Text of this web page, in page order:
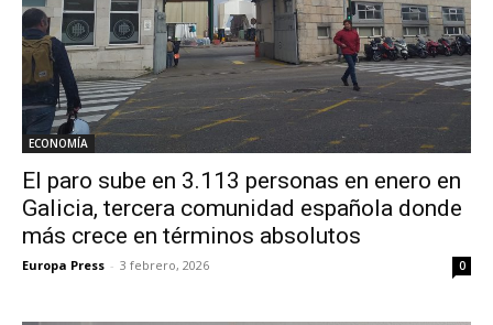
ECONOMÍA
El paro sube en 3.113 personas en enero en
Galicia, tercera comunidad española donde
más crece en términos absolutos
Europa Press - 3 febrero, 2026 0